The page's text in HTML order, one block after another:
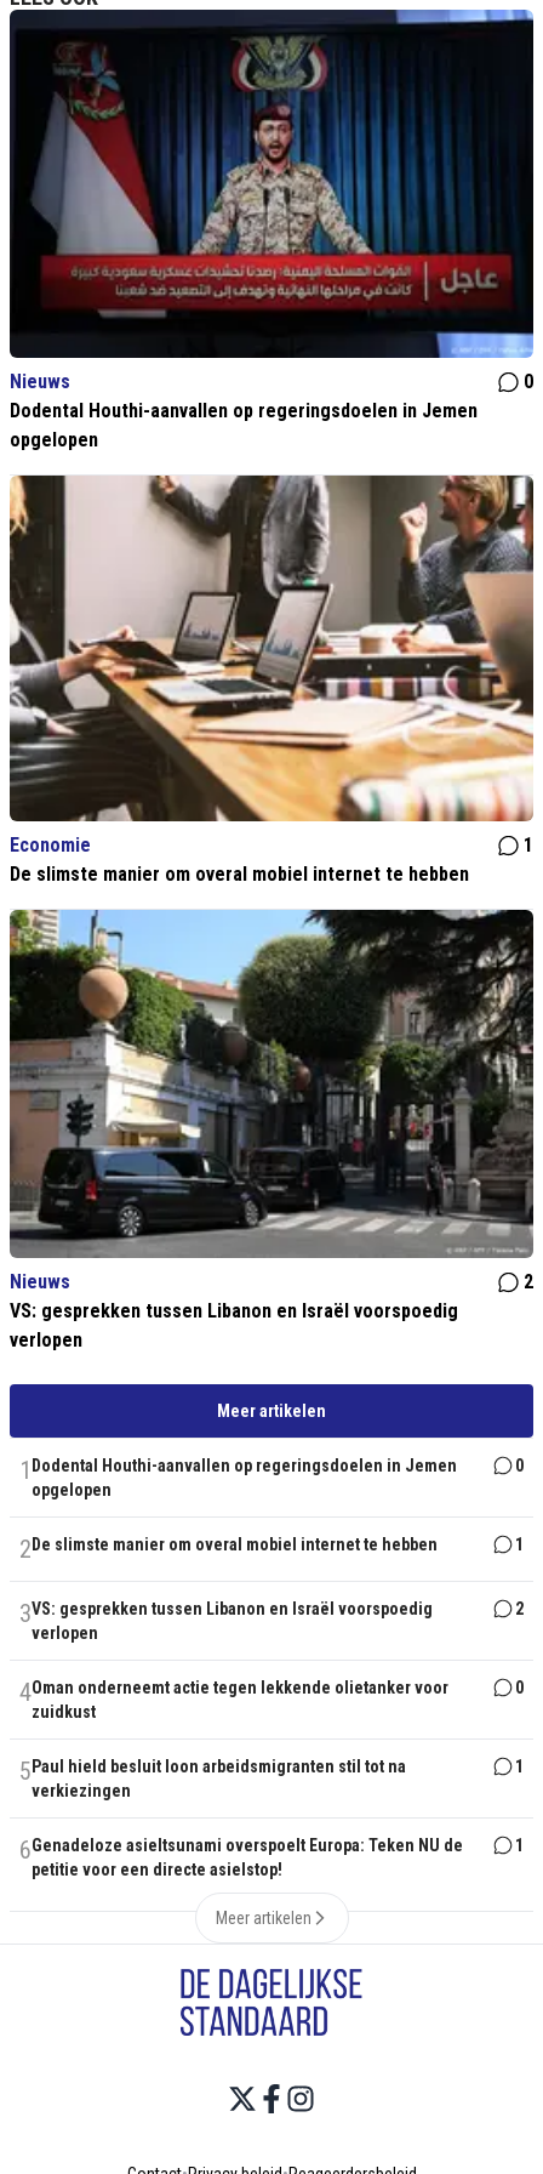
Nieuws
0
Dodental Houthi-aanvallen op regeringsdoelen in Jemen
opgelopen
Economie
1
De slimste manier om overal mobiel internet te hebben
Nieuws
2
VS: gesprekken tussen Libanon en Israël voorspoedig
verlopen
Meer artikelen
1 Dodental Houthi-aanvallen op regeringsdoelen in Jemen
opgelopen
0
2 De slimste manier om overal mobiel internet te hebben 1
3VS: gesprekken tussen Libanon en Israël voorspoedig
verlopen
2
4Oman onderneemt actie tegen lekkende olietanker voor
zuidkust
0
5 Paul hield besluit loon arbeidsmigranten stil tot na
verkiezingen
1
6Genadeloze asieltsunami overspoelt Europa: Teken NU de
petitie voor een directe asielstop!
1
Meer artikelen